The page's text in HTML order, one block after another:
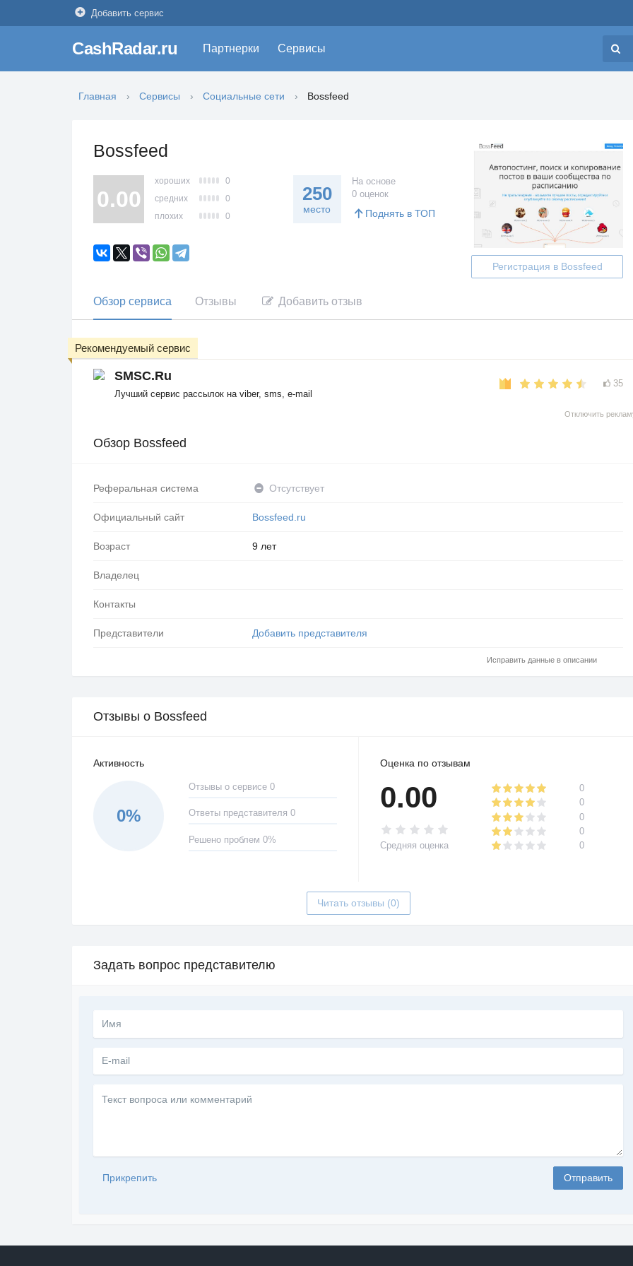
Добавить сервис
CashRadar.ru Партнерки Сервисы
Главная Сервисы Социальные сети Bossfeed
Bossfeed
Регистрация в Bossfeed
0.00
хороших
0
средних
0
плохих
0
250
место
На основе
0 оценок
Поднять в ТОП
Обзор сервиса Отзывы Добавить отзыв
SMSC.Ru
Лучший сервис рассылок на viber, sms, e-mail
35
Рекомендуемый сервис
Отключить
Обзор Bossfeed
Реферальная система Отсутствует
Официальный сайт Bossfeed.ru
Возраст 9 лет
Владелец
Контакты
Представители Добавить представителя
Исправить данные в описании
Отзывы о Bossfeed
Активность
0%
Отзывы о сервисе 0
Ответы представителя 0
Решено проблем 0%
Оценка по отзывам
0.00
Средняя оценка
0
0
0
0
0
Читать отзывы (0)
Задать вопрос представителю
вопроса
Отправить
Прикрепить